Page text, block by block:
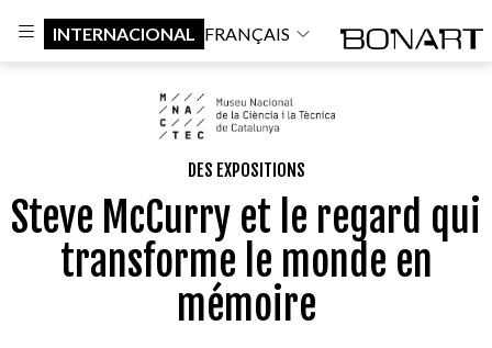
INTERNACIONAL FRANÇAIS
DES EXPOSITIONS
Steve McCurry et le regard qui
transforme le monde en
mémoire